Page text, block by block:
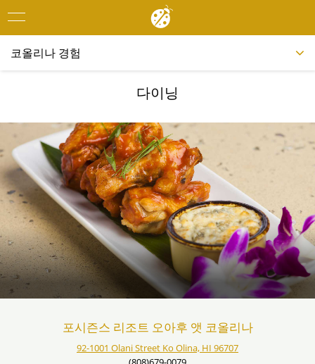
Toggle
코올리나 경험
다이닝
포시즌스 리조트 오아후 앳 코올리나
92-1001 Olani Street Ko Olina, HI 96707